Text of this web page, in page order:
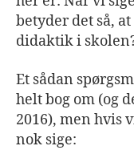
betyder det så,
didaktik i
Et sådan
helt bog om (og
2016), men hvis
nok sige: